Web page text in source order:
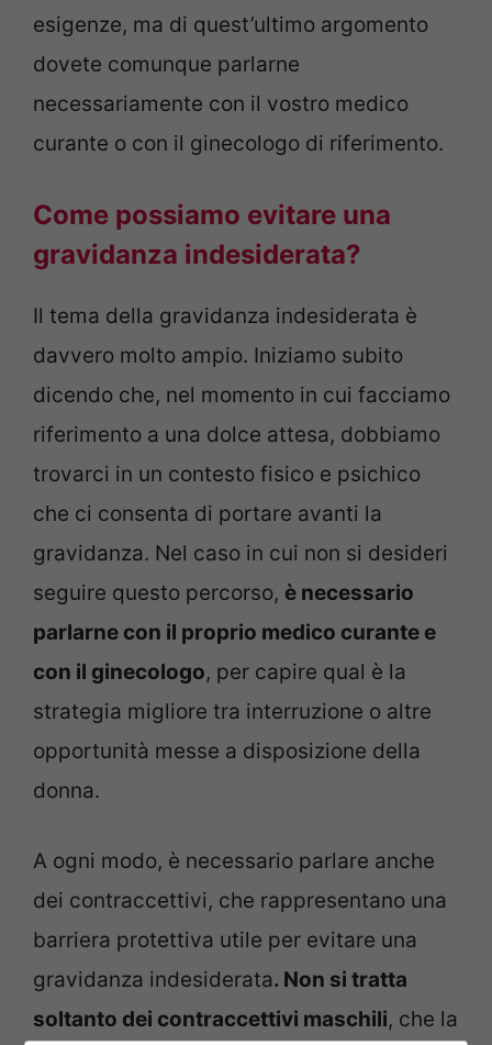
esigenze, ma di quest’ultimo argomento
dovete comunque parlarne
necessariamente con il vostro medico
curante o con il ginecologo di riferimento.
Come possiamo evitare una
gravidanza indesiderata?
Il tema della gravidanza indesiderata è
davvero molto ampio. Iniziamo subito
dicendo che, nel momento in cui facciamo
riferimento a una dolce attesa, dobbiamo
trovarci in un contesto fisico e psichico
che ci consenta di portare avanti la
gravidanza. Nel caso in cui non si desideri
seguire questo percorso, è necessario
parlarne con il proprio medico curante e
con il ginecologo, per capire qual è la
strategia migliore tra interruzione o altre
opportunità messe a disposizione della
donna.
A ogni modo, è necessario parlare anche
dei contraccettivi, che rappresentano una
barriera protettiva utile per evitare una
gravidanza indesiderata. Non si tratta
soltanto dei contraccettivi maschili, che la